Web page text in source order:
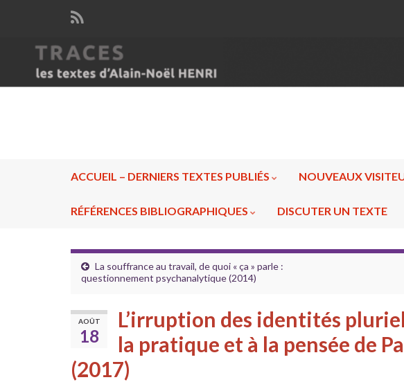
ACCUEIL – DERNIERS TEXTES PUBLIÉS NOUVEAUX
RÉFÉRENCES BIBLIOGRAPHIQUES DISCUTER UN TEXTE
La souffrance au travail, de quoi « ça » parle :
questionnement psychanalytique (2014)
AOÛT
18
L’irruption des identités
la pratique et à la pensée de
(2017)